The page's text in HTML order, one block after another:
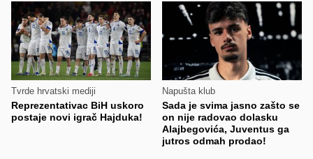
Tvrde hrvatski mediji
Reprezentativac BiH uskoro
postaje novi igrač Hajduka!
Napušta klub
Sada je svima jasno zašto se
on nije radovao dolasku
Alajbegovića, Juventus ga
jutros odmah prodao!